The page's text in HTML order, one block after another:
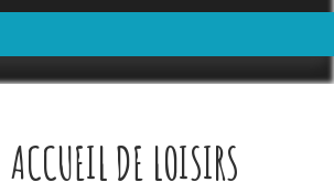
ACCUEIL DE LOISIRS